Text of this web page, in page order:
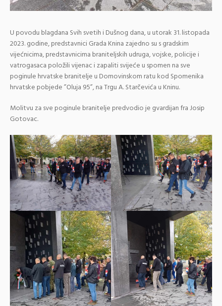
U povodu blagdana Svih svetih i Dušnog dana, u utorak 31. listopada
2023. godine, predstavnici Grada Knina zajedno su s gradskim
vijećnicima, predstavnicima braniteljskih udruga, vojske, policije i
vatrogasaca položili vijenac i zapaliti svijeće u spomen na sve
poginule hrvatske branitelje u Domovinskom ratu kod Spomenika
hrvatske pobjede ”Oluja 95”, na Trgu A. Starčevića u Kninu.
Molitvu za sve poginule branitelje predvodio je gvardijan fra Josip
Gotovac.